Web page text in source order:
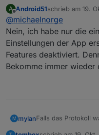
dem letzten
mit in seine
Bin immer
A
Offline
Android51schrieb am 19.
zuletzt editiert
@michaelnorge
Nein, ich habe nur die
Einstellungen der App
Features deaktiviert.
Bekomme immer wieder
M mylanFalls das Protokoll